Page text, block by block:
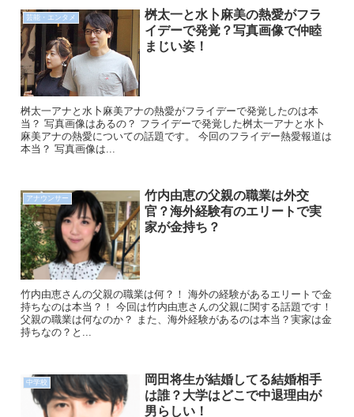
芸能・エンタメ
桝太一と水卜麻美の熱愛がフラ
イデーで発覚？写真画像で仲睦
まじい姿！
桝太一アナと水卜麻美アナの熱愛がフライデーで発覚したのは本
当？ 写真画像はあるの？ フライデーで発覚した桝太一アナと水卜
麻美アナの熱愛についての話題です。 今回のフライデー熱愛報道は
本当？ 写真画像は...
アナウンサー
竹内由恵の父親の職業は外交
官？海外経験有のエリートで実
家が金持ち？
竹内由恵さんの父親の職業は何？！ 海外の経験があるエリートで金
持ちなのは本当？！ 今回は竹内由恵さんの父親に関する話題です！
父親の職業は何なのか？ また、海外経験があるのは本当？実家は金
持ちなの？と...
中学校
岡田将生が結婚してる結婚相手
は誰？大学はどこで中退理由が
男らしい！